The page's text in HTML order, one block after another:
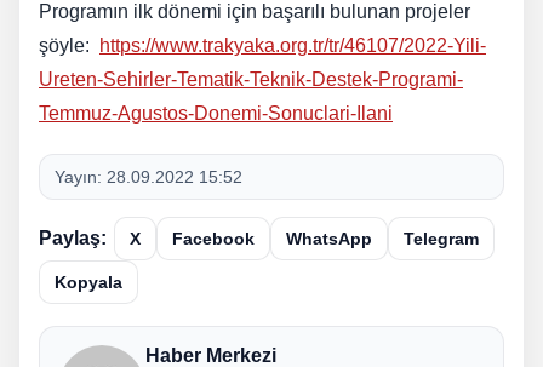
Programın ilk dönemi için başarılı bulunan projeler
şöyle:
https://www.trakyaka.org.tr/tr/46107/2022-Yili-
Ureten-Sehirler-Tematik-Teknik-Destek-Programi-
Temmuz-Agustos-Donemi-Sonuclari-Ilani
Yayın: 28.09.2022 15:52
Paylaş: X Facebook WhatsApp Telegram
Kopyala
Haber Merkezi